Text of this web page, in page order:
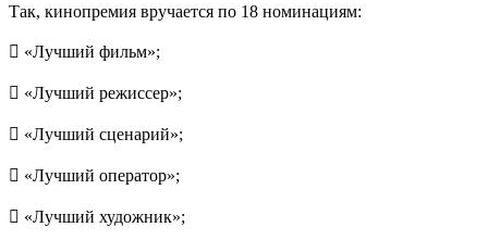
Так, кинопремия вручается по 18 номинациям:
 «Лучший фильм»;
 «Лучший режиссер»;
 «Лучший сценарий»;
 «Лучший оператор»;
 «Лучший художник»;